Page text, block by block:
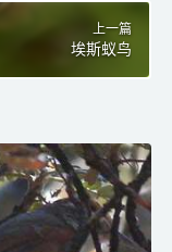
上一篇
埃斯蚁鸟